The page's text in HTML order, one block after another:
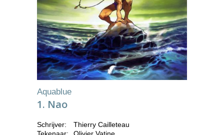
Aquablue
1. Nao
Schrijver:
Thierry Cailleteau